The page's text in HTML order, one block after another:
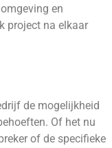
en
project na elkaar
de mogelijkheid
Of het nu
of de specifieke